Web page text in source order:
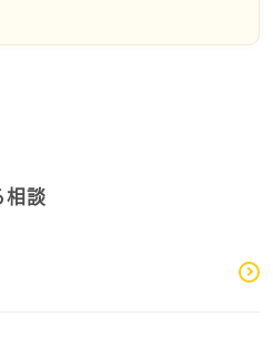
見つめ、現実的には何が出
ください
いです。ありがとうござ
相談